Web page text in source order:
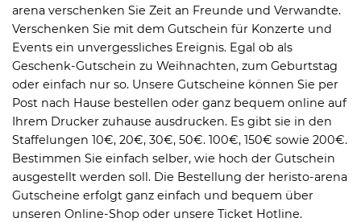
arena verschenken Sie Zeit an Freunde und Verwandte.
Verschenken Sie mit dem Gutschein für Konzerte und
Events ein unvergessliches Ereignis. Egal ob als
Geschenk-Gutschein zu Weihnachten, zum Geburtstag
oder einfach nur so. Unsere Gutscheine können Sie per
Post nach Hause bestellen oder ganz bequem online auf
Ihrem Drucker zuhause ausdrucken. Es gibt sie in den
Staffelungen 10€, 20€, 30€, 50€. 100€, 150€ sowie 200€.
Bestimmen Sie einfach selber, wie hoch der Gutschein
ausgestellt werden soll. Die Bestellung der heristo-arena
Gutscheine erfolgt ganz einfach und bequem über
unseren Online-Shop oder unsere Ticket Hotline.